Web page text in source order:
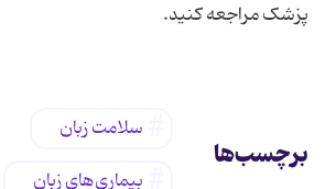
پزشک مراجعه کنید.
برچسب‌ها
سلامت زبان
بیماری‌های زبان